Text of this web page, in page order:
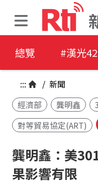
總覽 #漢光
::: / 新聞
經濟部
龔明鑫
對等貿易協定(ART)
龔明鑫：美
果影響有限